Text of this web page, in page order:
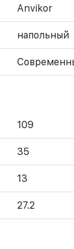
Anvikor
напольный
109
35
13
27.2